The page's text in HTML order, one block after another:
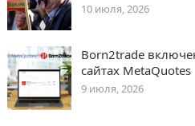
10 июля, 2026
Born2trade
сайтах MetaQuotes
9 июля, 2026